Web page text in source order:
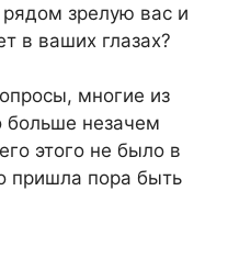
зрелую вас и
в ваших глазах?
многие из
больше незачем
этого не было в
пришла пора быть